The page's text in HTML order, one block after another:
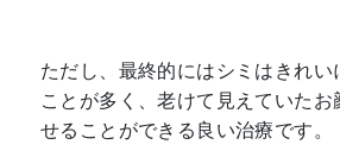
ただし、最終的にはシミはきれい
ことが多く、老けて見えていたお
せることができる良い治療です。